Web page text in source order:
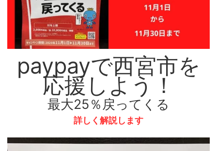
paypayで西宮市を
応援しよう！
最大25％戻ってくる
詳しく解説します